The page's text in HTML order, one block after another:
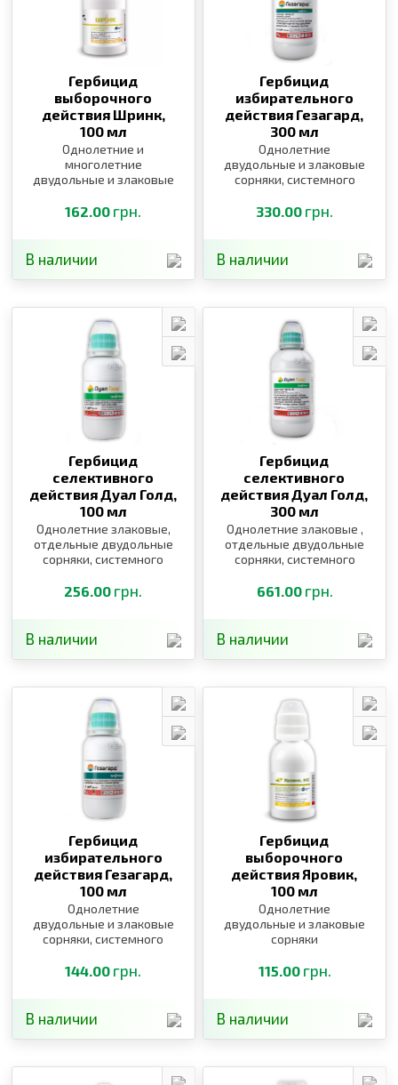
Гербицид
выборочного
действия Шринк,
100 мл
Однолетние и
многолетние
двудольные и злаковые
162.00 грн.
В наличии
Гербицид
избирательного
действия Гезагард,
300 мл
Однолетние
двудольные и злаковые
сорняки, системного
330.00 грн.
В наличии
Гербицид
селективного
действия Дуал Голд,
100 мл
Однолетние злаковые,
отдельные двудольные
сорняки, системного
256.00 грн.
В наличии
Гербицид
селективного
действия Дуал Голд,
300 мл
Однолетние злаковые ,
отдельные двудольные
сорняки, системного
661.00 грн.
В наличии
Гербицид
избирательного
действия Гезагард,
100 мл
Однолетние
двудольные и злаковые
сорняки, системного
144.00 грн.
В наличии
Гербицид
выборочного
действия Яровик,
100 мл
Однолетние
двудольные и злаковые
сорняки
115.00 грн.
В наличии